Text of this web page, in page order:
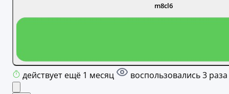
m8cl6
действует ещё 1 месяц воспользовались 3 раза